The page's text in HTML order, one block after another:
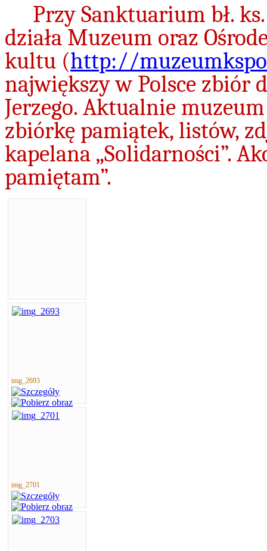
Przy Sanktuarium bł.
działa Muzeum oraz
kultu (http://
największy w Polsce zbiór
Jerzego. Aktualnie
zbiórkę pamiątek, listów,
kapelana „Solidarności”.
pamiętam”.
img_2693
img_2701